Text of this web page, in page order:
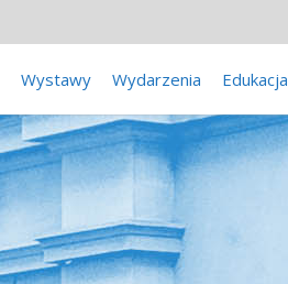
Wystawy Wydarzenia Edukacja